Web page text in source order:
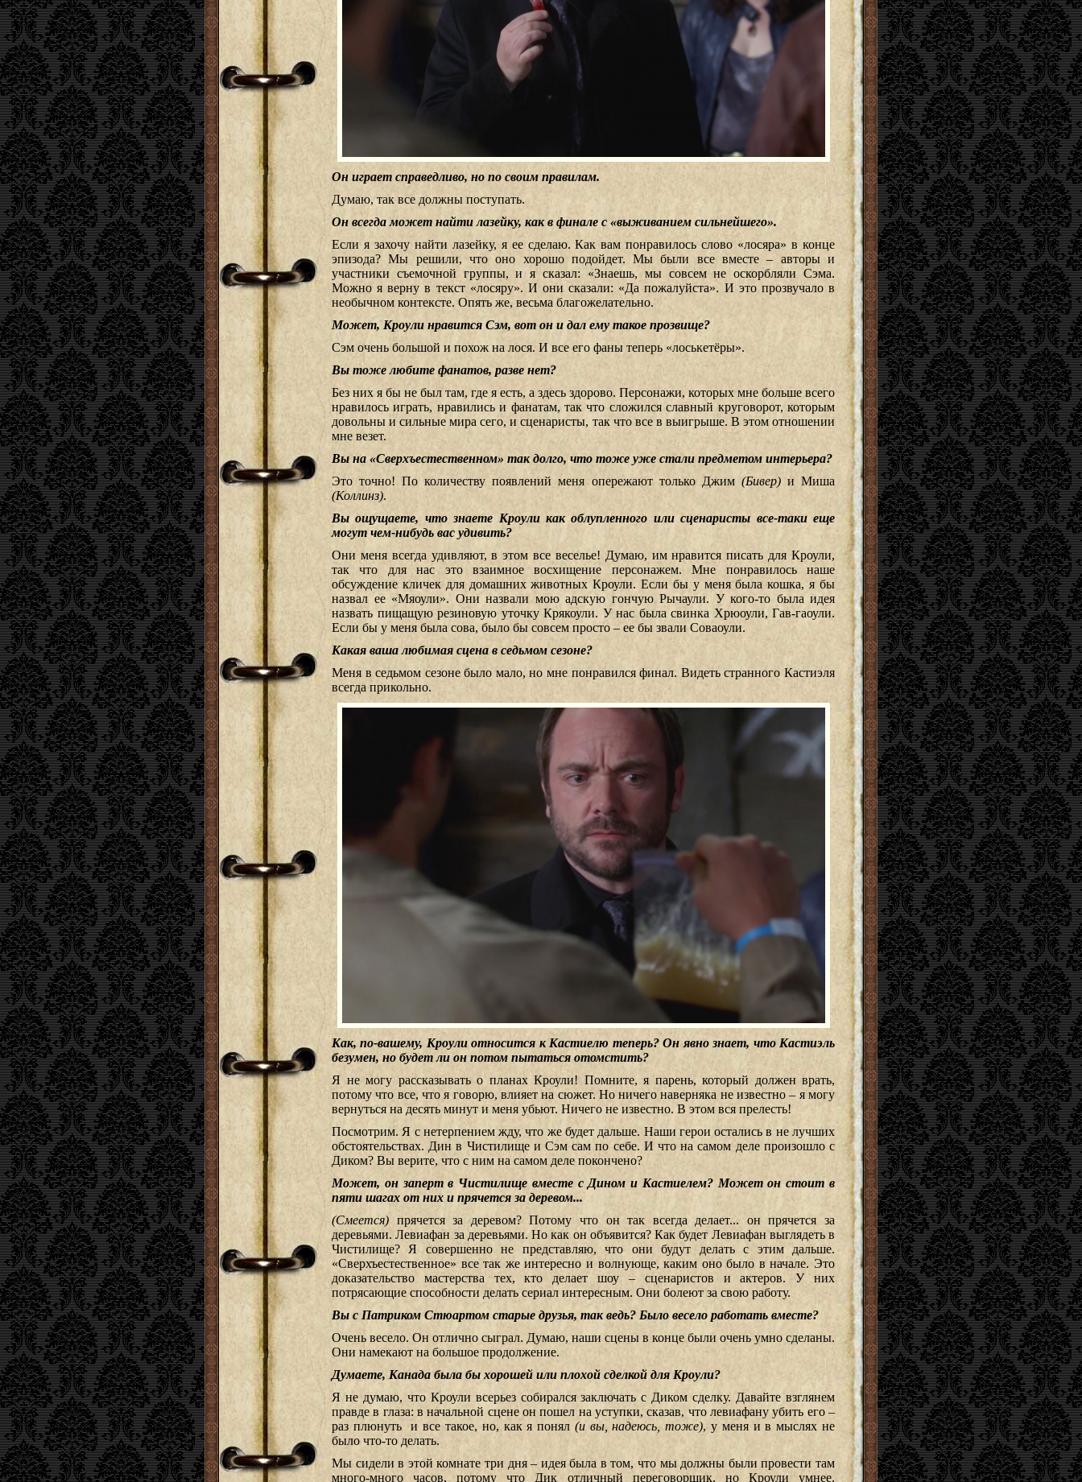
Он играет справедливо, но по своим правилам.
Думаю, так все должны поступать.
Он всегда может найти лазейку, как в финале с «выживанием сильнейшего».
Если я захочу найти лазейку, я ее сделаю. Как вам понравилось слово «лосяра» в конце
эпизода? Мы решили, что оно хорошо подойдет. Мы были все вместе – авторы и
участники съемочной группы, и я сказал: «Знаешь, мы совсем не оскорбляли Сэма.
Можно я верну в текст «лосяру». И они сказали: «Да пожалуйста». И это прозвучало в
необычном контексте. Опять же, весьма благожелательно.
Может, Кроули нравится Сэм, вот он и дал ему такое прозвище?
Сэм очень большой и похож на лося. И все его фаны теперь «лоськетёры».
Вы тоже любите фанатов, разве нет?
Без них я бы не был там, где я есть, а здесь здорово. Персонажи, которых мне больше всего
нравилось играть, нравились и фанатам, так что сложился славный круговорот, которым
довольны и сильные мира сего, и сценаристы, так что все в выигрыше. В этом отношении
мне везет.
Вы на «Сверхъестественном» так долго, что тоже уже стали предметом интерьера?
Это точно! По количеству появлений меня опережают только Джим (Бивер)и Миша
(Коллинз).
Вы ощущаете, что знаете Кроули как облупленного или сценаристы все-таки еще
могут чем-нибудь вас удивить?
Они меня всегда удивляют, в этом все веселье! Думаю, им нравится писать для Кроули,
так что для нас это взаимное восхищение персонажем. Мне понравилось наше
обсуждение кличек для домашних животных Кроули. Если бы у меня была кошка, я бы
назвал ее «Мяоули». Они назвали мою адскую гончую Рычаули. У кого-то была идея
назвать пищащую резиновую уточку Крякоули. У нас была свинка Хрюоули, Гав-гаоули.
Если бы у меня была сова, было бы совсем просто – ее бы звали Соваоули.
Какая ваша любимая сцена в седьмом сезоне?
Меня в седьмом сезоне было мало, но мне понравился финал. Видеть странного Кастиэля
всегда прикольно.
Как, по-вашему, Кроули относится к Кастиелю теперь? Он явно знает, что Кастиэль
безумен, но будет ли он потом пытаться отомстить?
Я не могу рассказывать о планах Кроули! Помните, я парень, который должен врать,
потому что все, что я говорю, влияет на сюжет. Но ничего наверняка не известно – я могу
вернуться на десять минут и меня убьют. Ничего не известно. В этом вся прелесть!
Посмотрим. Я с нетерпением жду, что же будет дальше. Наши герои остались в не лучших
обстоятельствах. Дин в Чистилище и Сэм сам по себе. И что на самом деле произошло с
Диком? Вы верите, что с ним на самом деле покончено?
Может, он заперт в Чистилище вместе с Дином и Кастиелем? Может он стоит в
пяти шагах от них и прячется за деревом...
(Смеется) прячется за деревом? Потому что он так всегда делает... он прячется за
деревьями. Левиафан за деревьями. Но как он объявится? Как будет Левиафан выглядеть в
Чистилище? Я совершенно не представляю, что они будут делать с этим дальше.
«Сверхъестественное» все так же интересно и волнующе, каким оно было в начале. Это
доказательство мастерства тех, кто делает шоу – сценаристов и актеров. У них
потрясающие способности делать сериал интересным. Они болеют за свою работу.
Вы с Патриком Стюартом старые друзья, так ведь? Было весело работать вместе?
Очень весело. Он отлично сыграл. Думаю, наши сцены в конце были очень умно сделаны.
Они намекают на большое продолжение.
Думаете, Канада была бы хорошей или плохой сделкой для Кроули?
Я не думаю, что Кроули всерьез собирался заключать с Диком сделку. Давайте взглянем
правде в глаза: в начальной сцене он пошел на уступки, сказав, что левиафану убить его –
раз плюнуть и все такое, но, как я понял (и вы, надеюсь, тоже), у меня и в мыслях не
было что-то делать.
Мы сидели в этой комнате три дня – идея была в том, что мы должны были провести там
много-много часов, потому что Дик отличный переговорщик, но Кроули умнее.